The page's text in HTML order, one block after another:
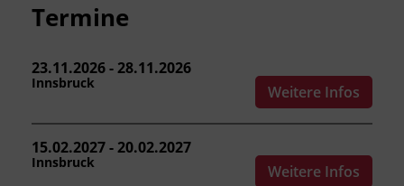
die Grundlagen von Mechanik, Hydraulik
Masse und Schwerpunkt einer Last
bestimmen.
Lasttabelle und Lastdiagramm lesen und
Trage- und Lastaufnahmemittel
auswählen und Lasten richtig
Termine
23.11.2026 - 28.11.2026
Innsbruck Weitere Infos
15.02.2027 - 20.02.2027
Innsbruck Weitere Infos